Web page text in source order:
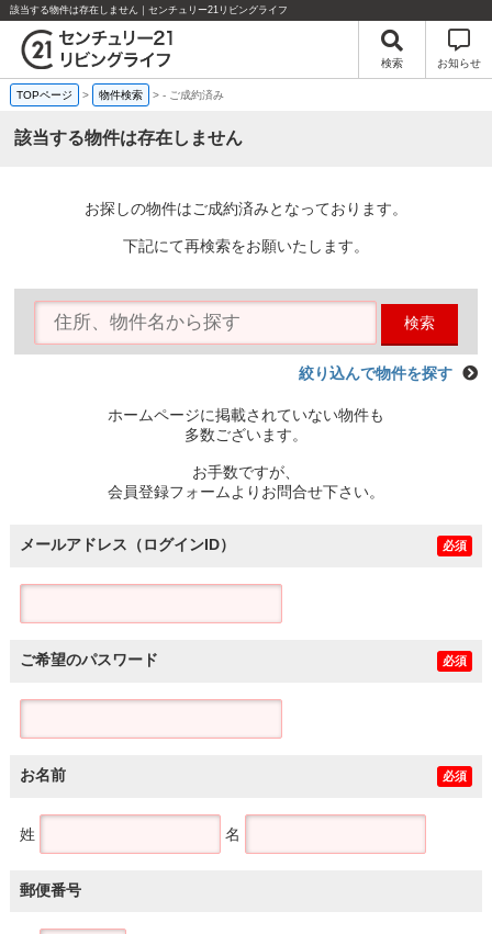
該当する物件は存在しません｜センチュリー21リビングライフ
検索 お知らせ
TOPページ > 物件検索 >- ご成約済み
該当する物件は存在しません
お探しの物件はご成約済みとなっております。
下記にて再検索をお願いたします。
検索
絞り込んで物件を探す
ホームページに掲載されていない物件も
多数ございます。
お手数ですが、
会員登録フォームよりお問合せ下さい。
メールアドレス（ログインID） 必須
ご希望のパスワード 必須
お名前 必須
姓 名
郵便番号